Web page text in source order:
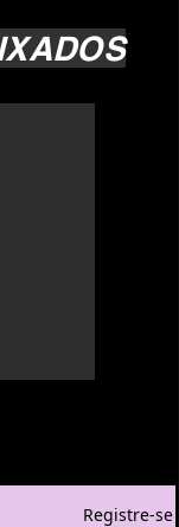
Registre-se